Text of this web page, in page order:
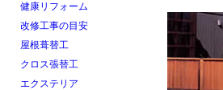
健康リフォーム
改修工事の目安
屋根葺替工
クロス張替工
エクステリア